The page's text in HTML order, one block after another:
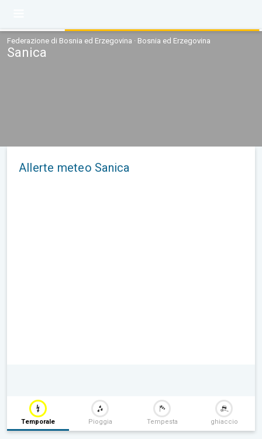
Federazione di Bosnia ed Erzegovina · Bosnia ed Erzegovina
Sanica
Allerte meteo Sanica
Temporale Pioggia Tempesta ghiaccio